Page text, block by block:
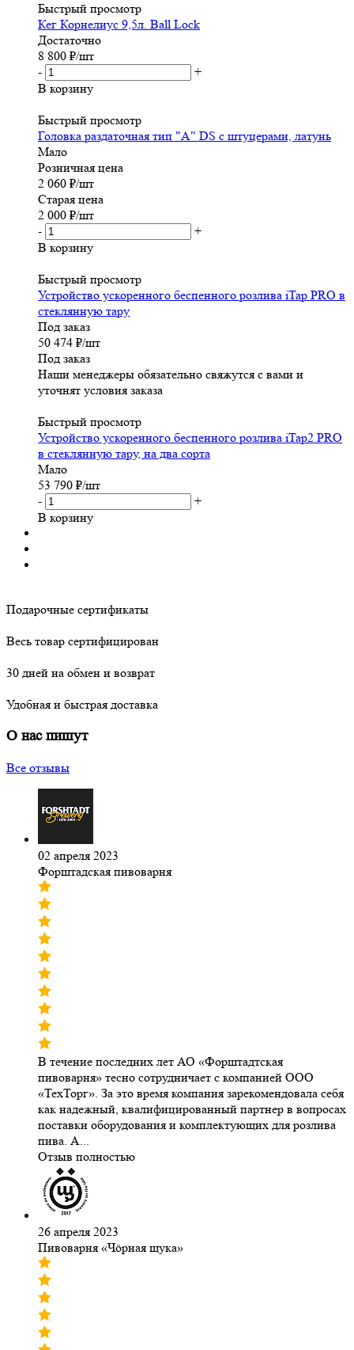
Быстрый просмотр
Кег Корнелиус 9,5л. Ball Lock
Достаточно
8 800 ₽/шт
-
+
В корзину
Быстрый просмотр
Головка раздаточная тип "A" DS с штуцерами, латунь
Мало
Розничная цена
2 060 ₽/шт
Старая цена
2 000 ₽/шт
-
+
В корзину
Быстрый просмотр
Устройство ускоренного беспенного розлива iTap PRO в
стеклянную тару
Под заказ
50 474 ₽/шт
Под заказ
Наши менеджеры обязательно свяжутся с вами и
уточнят условия заказа
Быстрый просмотр
Устройство ускоренного беспенного розлива iTap2 PRO
в стеклянную тару, на два сорта
Мало
53 790 ₽/шт
-
+
В корзину
Подарочные сертификаты
Весь товар сертифицирован
30 дней на обмен и возврат
Удобная и быстрая доставка
О нас пишут
Все отзывы
02 апреля 2023
Форштадская пивоварня
В течение последних лет АО «Форштадтская
пивоварня» тесно сотрудничает с компанией ООО
«ТехТорг». За это время компания зарекомендовала себя
как надежный, квалифицированный партнер в вопросах
поставки оборудования и комплектующих для розлива
пива. А...
Отзыв полностью
26 апреля 2023
Пивоварня «Чöрная щука»